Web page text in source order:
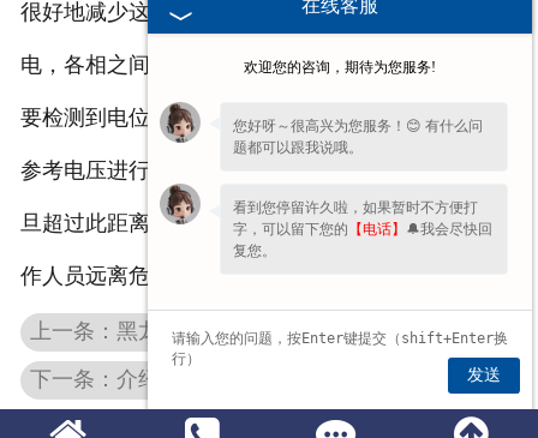
很好地减少这种危险。该装置的输电线路为三相交流
电，各相之间存在一定的相位差。在实际应用中，只
要检测到电位的值和电位梯度，并将其与预先设定的
参考电压进行比较，就可以判断设备之间的距离。一
旦超过此距离，设备将发出警报，提醒桥式起重机操
作人员远离危险隐患。
上一条：黑龙江钢丝绳黑龙江电动葫芦上的电机也要测试哦
下一条：介绍黑龙江仓储堆垛机使用时的注意事项
在线客服
欢迎您的咨询，期待为您服务!
您好呀～很高兴为您服务！😊 有什么问
题都可以跟我说哦。
看到您停留许久啦，如果暂时不方便打
字，可以留下您的 【电话】 🔔我会尽快回
复您。
发送